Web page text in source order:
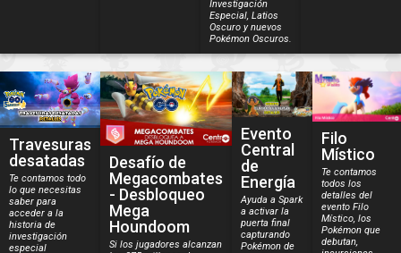
Investigación
Especial, Latios
Oscuro y nuevos
Pokémon Oscuros.
Travesuras
desatadas
Te contamos todo
lo que necesitas
saber para
acceder a la
historia de
investigación
especial
Desafío de
Megacombates
- Desbloqueo
Mega
Houndoom
Si los jugadores alcanzan
Evento
Central
de
Energía
Ayuda a Spark
a activar la
puerta final
capturando
Pokémon de
Filo
Místico
Te contamos
todos los
detalles del
evento Filo
Místico, los
Pokémon que
debutan,